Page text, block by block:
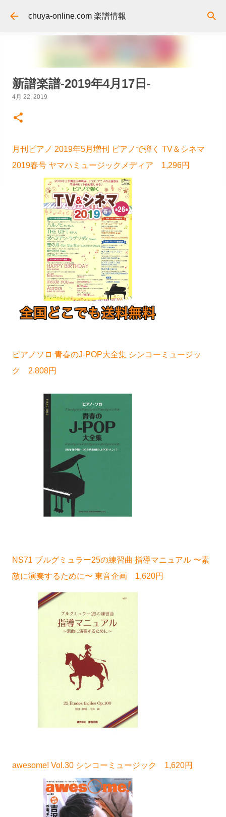
スキップしてメイン コンテンツに移動
chuya-online.com 楽譜情報
新譜楽譜-2019年4月17日-
4月 22, 2019
月刊ピアノ 2019年5月増刊 ピアノで弾く TV＆シネマ
2019春号 ヤマハミュージックメディア 1,296円
ピアノソロ 青春のJ-POP大全集 シンコーミュージッ
ク 2,808円
NS71 ブルグミュラー25の練習曲 指導マニュアル 〜素
敵に演奏するために〜 東音企画 1,620円
awesome! Vol.30 シンコーミュージック 1,620円